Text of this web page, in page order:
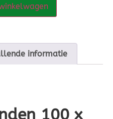
informatie
100 x